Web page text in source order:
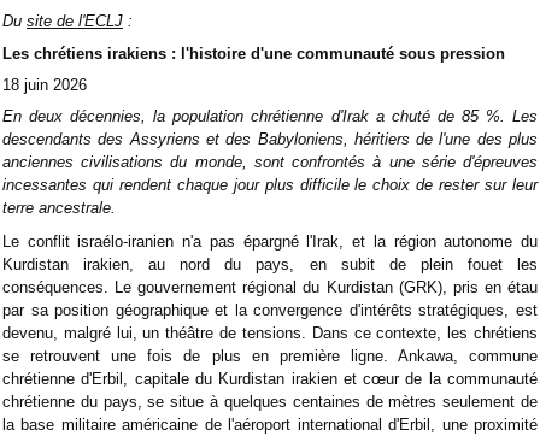
Du site de l'ECLJ :
Les chrétiens irakiens : l'histoire d'une communauté sous pression
18 juin 2026
En deux décennies, la population chrétienne d'Irak a chuté de 85 %. Les
descendants des Assyriens et des Babyloniens, héritiers de l'une des plus
anciennes civilisations du monde, sont confrontés à une série d'épreuves
incessantes qui rendent chaque jour plus difficile le choix de rester sur leur
terre ancestrale.
Le conflit israélo-iranien n'a pas épargné l'Irak, et la région autonome du
Kurdistan irakien, au nord du pays, en subit de plein fouet les
conséquences. Le gouvernement régional du Kurdistan (GRK), pris en étau
par sa position géographique et la convergence d'intérêts stratégiques, est
devenu, malgré lui, un théâtre de tensions. Dans ce contexte, les chrétiens
se retrouvent une fois de plus en première ligne. Ankawa, commune
chrétienne d'Erbil, capitale du Kurdistan irakien et cœur de la communauté
chrétienne du pays, se situe à quelques centaines de mètres seulement de
la base militaire américaine de l'aéroport international d'Erbil, une proximité